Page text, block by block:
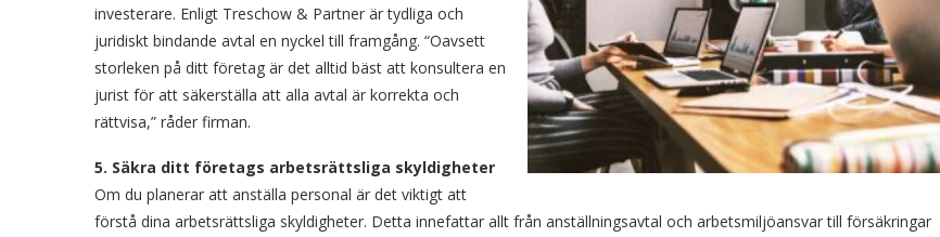
investerare. Enligt Treschow & Partner är tydliga och
juridiskt bindande avtal en nyckel till framgång. “Oavsett
storleken på ditt företag är det alltid bäst att konsultera en
jurist för att säkerställa att alla avtal är korrekta och
rättvisa,” råder firman.
5. Säkra ditt företags arbetsrättsliga skyldigheter
Om du planerar att anställa personal är det viktigt att
förstå dina arbetsrättsliga skyldigheter. Detta innefattar allt från anställningsavtal och arbetsmiljöansvar till försäkringar